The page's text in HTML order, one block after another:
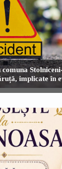
implicate în